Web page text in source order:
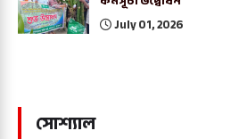
July 01, 2026
সোশ্যাল